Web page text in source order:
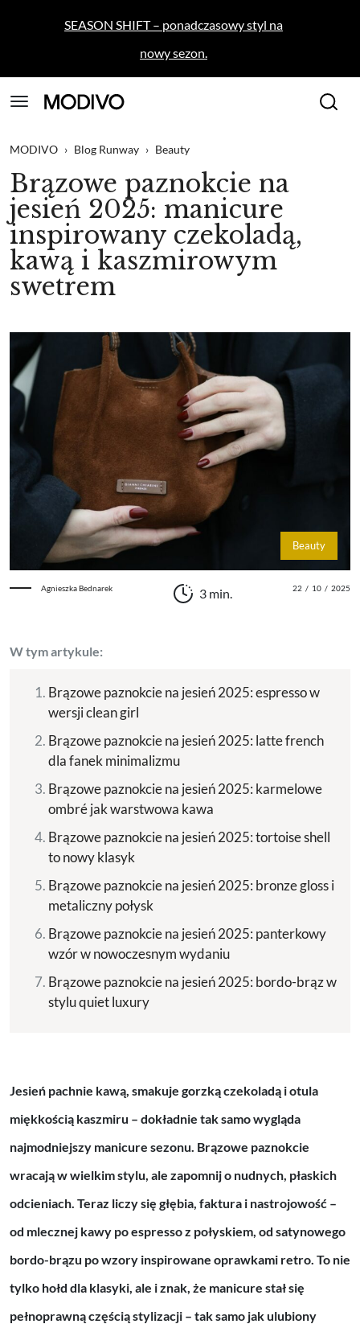
SEASON SHIFT – ponadczasowy styl na
nowy sezon.
MODIVO › Blog Runway › Beauty
Brązowe paznokcie na
jesień 2025: manicure
inspirowany czekoladą,
kawą i kaszmirowym
swetrem
Beauty
Agnieszka Bednarek 3 min. 22 / 10 / 2025
W tym artykule:
Brązowe paznokcie na jesień 2025: espresso w
wersji clean girl
Brązowe paznokcie na jesień 2025: latte french
dla fanek minimalizmu
Brązowe paznokcie na jesień 2025: karmelowe
ombré jak warstwowa kawa
Brązowe paznokcie na jesień 2025: tortoise shell
to nowy klasyk
Brązowe paznokcie na jesień 2025: bronze gloss i
metaliczny połysk
Brązowe paznokcie na jesień 2025: panterkowy
wzór w nowoczesnym wydaniu
Brązowe paznokcie na jesień 2025: bordo-brąz w
stylu quiet luxury
Jesień pachnie kawą, smakuje gorzką czekoladą i otula
miękkością kaszmiru – dokładnie tak samo wygląda
najmodniejszy manicure sezonu. Brązowe paznokcie
wracają w wielkim stylu, ale zapomnij o nudnych, płaskich
odcieniach. Teraz liczy się głębia, faktura i nastrojowość –
od mlecznej kawy po espresso z połyskiem, od satynowego
bordo-brązu po wzory inspirowane oprawkami retro. To nie
tylko hołd dla klasyki, ale i znak, że manicure stał się
pełnoprawną częścią stylizacji – tak samo jak ulubiony